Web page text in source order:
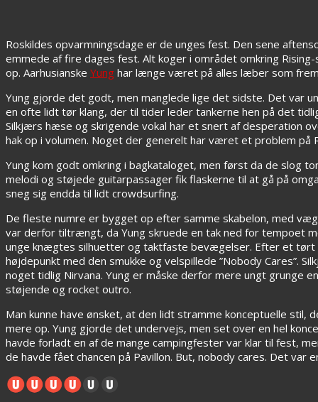
Roskildes opvarmningsdage er de unges fest. Den sene
emmede af fire dages fest. Alt koger i området omkring
op. Aarhusianske Yung har længe været på alles læber som
Yung gjorde det godt, men manglede lige det sidste. Det var
en ofte lidt tør klang, der til tider leder tankerne hen på det
Silkjærs hæse og skrigende vokal har et snert af desperation
hak op i volumen. Noget der generelt har været et problem på
Yung kom godt omkring i bagkataloget, men først da de slog
melodi og støjede guitarpassager fik flaskerne til at gå på
sneg sig endda til lidt crowdsurfing.
De fleste numre er bygget op efter samme skabelon, med
var derfor tiltrængt, da Yung skruede en tak ned for tempoet
unge knægtes silhuetter og taktfaste bevægelser. Efter et tørt
højdepunkt med den smukke og velspillede ”Nobody Cares”.
noget tidlig Nirvana. Yung er måske derfor mere ungt grunge
støjende og rocket outro.
Man kunne have ønsket, at den lidt stramme konceptuelle
mere op. Yung gjorde det undervejs, men set over en hel
havde forladt en af de mange campingfester var klar til fest,
de havde fået chancen på Pavillon. But, nobody cares. Det